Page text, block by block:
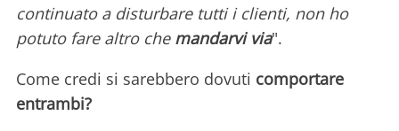
continuato a disturbare tutti i clienti, non ho
potuto fare altro che mandarvi via".
Come credi si sarebbero dovuti comportare
entrambi?